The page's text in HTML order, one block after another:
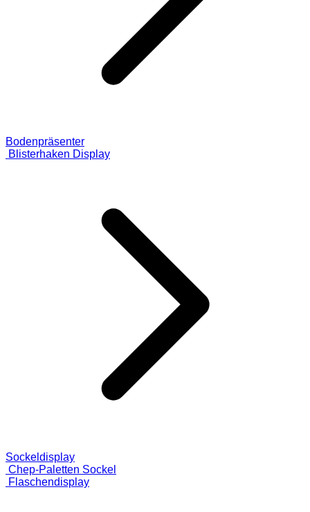
Bodenpräsenter
Blisterhaken Display
Sockeldisplay
Chep-Paletten Sockel
Flaschendisplay